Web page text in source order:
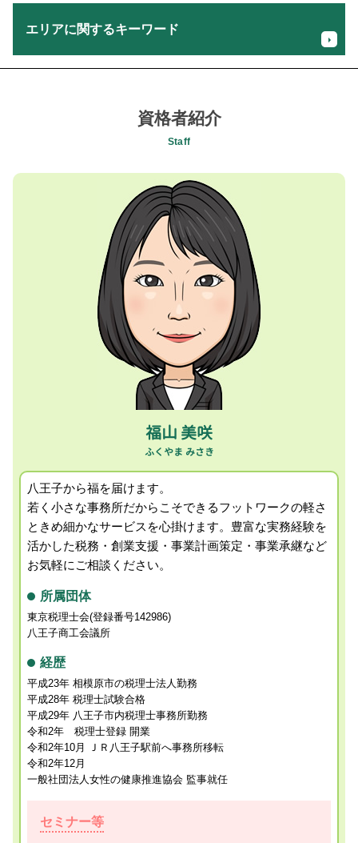
税理士 税務調査
事業承継 m&a 補助金
株式会社 設立 費用
将来 キャッシュフロー
新規事業 計画書
売上 計画書
税理士 セカンド オピニオン
後継者 育成 課題
確定申告 期限過ぎたら
個人事業主 所得税 支払い
個人事業主 所得税 控除
贈与税申告 110万円以下
個人事業主 経費 領収書
確定申告 しないとどうなる
仮想通貨 確定申告
法人設立 メリット
確定申告 税理士 メリット
FX 確定申告
個人事業主 事業承継 特例
エリアに関するキーワード
贈与税申告 税理士 相談 町田市
消費税確定申告 税理士 相談 八王子市
税務顧問 税理士 相談 国立市
セカンドオピニオン 税理士 相談 国立市
相続税対策 税理士 相談 日野市
贈与税申告 税理士 相談 昭島市
相続税申告 税理士 相談 昭島市
キャッシュフロー 税理士 相談 町田市
会社設立支援 税理士 相談 町田市
事業計画策定 税理士 相談 昭島市
記帳代行 税理士 相談 相模原市
相続税申告 税理士 相談 町田市
経営者の相続税対策 税理士 相談 国立市
会社設立支援 税理士 相談 八王子市
経営者所得税確定申告 税理士 相談 八王子市
事業計画策定 税理士 相談 日野市
事業承継コンサルティング 税理士 相談 昭島市
資格者紹介
Staff
福山 美咲
八王子から福を届けます。
若く小さな事務所だからこそできるフットワークの軽さ
ときめ細かなサービスを心掛けます。 豊富な実務経験を
活かした税務・創業支援・事業計画策定・事業承継など
お気軽にご相談ください。
所属団体
東京税理士会(登録番号142986)
八王子商工会議所
経歴
平成23年 相模原市の税理士法人勤務
平成28年 税理士試験合格
平成29年 八王子市内税理士事務所勤務
令和2年 税理士登録 開業
令和2年10月 ＪＲ八王子駅前へ事務所移転
令和2年12月
一般社団法人女性の健康推進協会 監事就任
セミナー等